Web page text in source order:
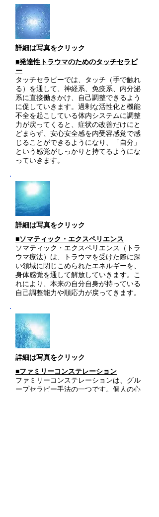
​詳細は写真をクリック
■発達性トラウマのためのタッチセラピ
ー
タッチセラピーでは、タッチ（手で触れ
る）を通して、神経系、免疫系、内分泌
系に直接働きかけ、自己調整できるよう
に促していきます。過剰な活性化と機能
不全を起こしている体内システムに調整
力が戻ってくると、症状の改善だけにと
どまらず、安心安全感を内受容感覚で感
じることができるようになり、「自分」
という感覚がしっかりと持てるようにな
っていきます。
​詳細は写真をクリック
■ソマティック・エクスペリエンス
ソマティック・エクスペリエンス（トラ
ウマ療法）は、トラウマを受けた際に深
い領域に閉じこめられたエネルギーを、
身体感覚を通して解放していきます。こ
れにより、本来の自分自身が持っている
自己調整能力や順応力が戻ってきます。
​詳細は写真をクリック
■ファミリーコンステレーション
ファミリーコンステレーションは、グル
ープセラピー手法の一つです。個人の心